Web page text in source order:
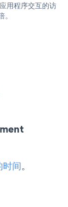
用程序交互的访
间。